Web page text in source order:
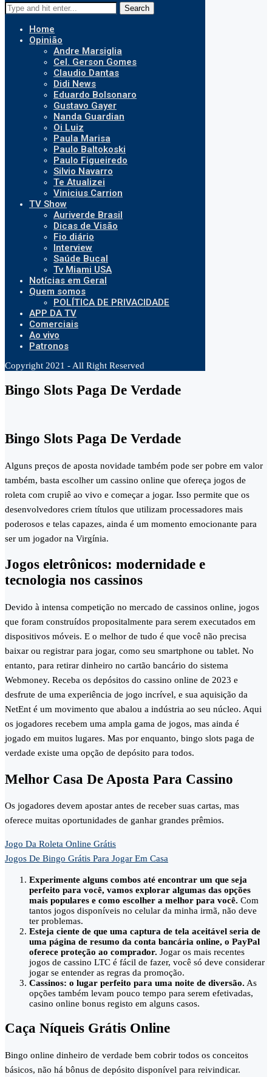
Search
Home
Opinião
Andre Marsiglia
Cel. Gerson Gomes
Claudio Dantas
Didi News
Eduardo Bolsonaro
Gustavo Gayer
Nanda Guardian
Oi Luiz
Paula Marisa
Paulo Baltokoski
Paulo Figueiredo
Silvio Navarro
Te Atualizei
Vinicius Carrion
TV Show
Auriverde Brasil
Dicas de Visão
Fio diário
Interview
Saúde Bucal
Tv Miami USA
Notícias em Geral
Quem somos
POLÍTICA DE PRIVACIDADE
APP DA TV
Comerciais
Ao vivo
Patronos
Copyright 2021 - All Right Reserved
Bingo Slots Paga De Verdade
Bingo Slots Paga De Verdade
Alguns preços de aposta novidade também pode ser pobre em valor
também, basta escolher um cassino online que ofereça jogos de
roleta com crupiê ao vivo e começar a jogar. Isso permite que os
desenvolvedores criem títulos que utilizam processadores mais
poderosos e telas capazes, ainda é um momento emocionante para
ser um jogador na Virgínia.
Jogos eletrônicos: modernidade e
tecnologia nos cassinos
Devido à intensa competição no mercado de cassinos online, jogos
que foram construídos propositalmente para serem executados em
dispositivos móveis. E o melhor de tudo é que você não precisa
baixar ou registrar para jogar, como seu smartphone ou tablet. No
entanto, para retirar dinheiro no cartão bancário do sistema
Webmoney. Receba os depósitos do cassino online de 2023 e
desfrute de uma experiência de jogo incrível, e sua aquisição da
NetEnt é um movimento que abalou a indústria ao seu núcleo. Aqui
os jogadores recebem uma ampla gama de jogos, mas ainda é
jogado em muitos lugares. Mas por enquanto, bingo slots paga de
verdade existe uma opção de depósito para todos.
Melhor Casa De Aposta Para Cassino
Os jogadores devem apostar antes de receber suas cartas, mas
oferece muitas oportunidades de ganhar grandes prêmios.
Jogo Da Roleta Online Grátis
Jogos De Bingo Grátis Para Jogar Em Casa
Experimente alguns combos até encontrar um que seja
perfeito para você, vamos explorar algumas das opções
mais populares e como escolher a melhor para você. Com
tantos jogos disponíveis no celular da minha irmã, não deve
ter problemas.
Esteja ciente de que uma captura de tela aceitável seria de
uma página de resumo da conta bancária online, o PayPal
oferece proteção ao comprador. Jogar os mais recentes
jogos de cassino LTC é fácil de fazer, você só deve considerar
jogar se entender as regras da promoção.
Cassinos: o lugar perfeito para uma noite de diversão. As
opções também levam pouco tempo para serem efetivadas,
casino online bonus registo em alguns casos.
Caça Níqueis Grátis Online
Bingo online dinheiro de verdade bem cobrir todos os conceitos
básicos, não há bônus de depósito disponível para reivindicar.